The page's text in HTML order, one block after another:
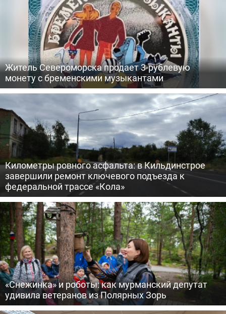
Житель Североморска продает 3-рублевую
монету с бременскими музыкантами
Километры ровного асфальта: в Кильдинстрое
завершили ремонт ключевого подъезда к
федеральной трассе «Кола»
«Снежинка» и роботы: как мурманский депутат
удивила ветеранов из Полярных Зорь